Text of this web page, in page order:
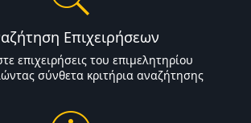
Επιχειρήσεων
επιχειρήσεις του επιμελητηρίου
σύνθετα κριτήρια αναζήτησης